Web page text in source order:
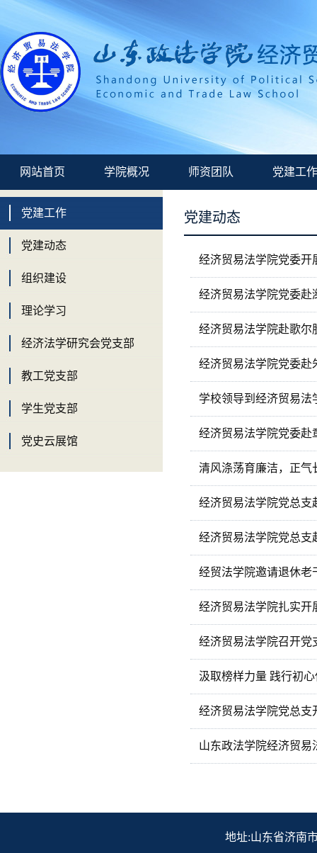
网站首页 学院概况 师资团队 党建工作
党建工作
党建动态
组织建设
理论学习
经济法学研究会党支部
教工党支部
学生党支部
党史云展馆
党建动态
经济贸易法学院党委开
经济贸易法学院党委赴
经济贸易法学院赴歌尔
经济贸易法学院党委赴
学校领导​到经济贸易
经济贸易法学院党委赴
清风涤荡育廉洁，正
经济贸易法学院党总支
经济贸易法学院党总支
经贸法学院邀请退休老
经济贸易法学院扎实开
经济贸易法学院召开党
汲取榜样力量 践行初
经济贸易法学院党总支
山东政法学院经济贸
地址:山东省济南